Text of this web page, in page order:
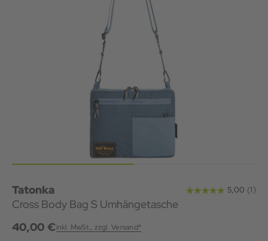
Tatonka
Cross Body Bag S Umhängetasche
40,00 €inkl. MwSt., zzgl. Versand*